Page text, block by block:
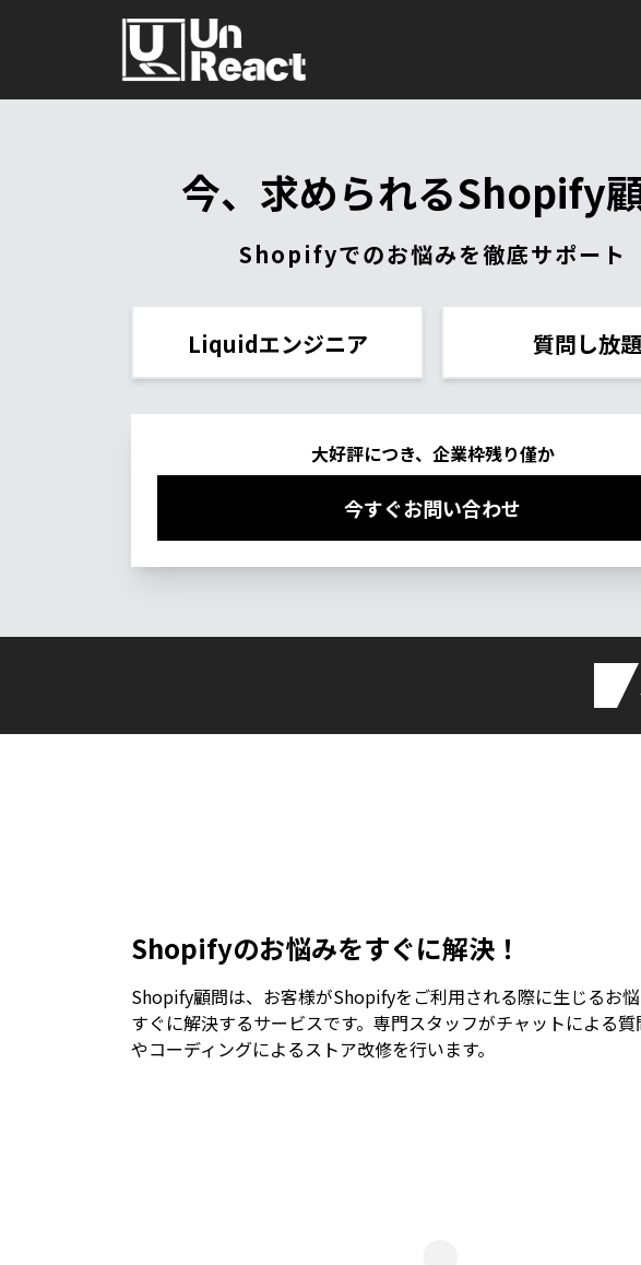
今、求められるShopify
Shopifyでのお悩みを徹底サポート
Liquidエンジニア 質問し放題
大好評につき、企業枠残り僅か
今すぐお問い合わせ
Shopifyのお悩みをすぐに解決！
Shopify顧問は、お客様がShopifyをご利用される際に生じるお
すぐに解決するサービスです。専門スタッフがチャットによる
やコーディングによるストア改修を行います。